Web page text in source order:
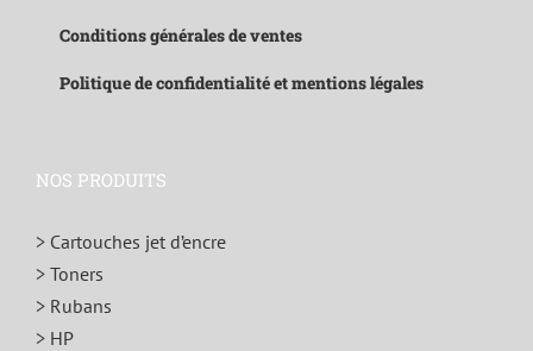
Conditions générales de ventes
Politique de confidentialité et mentions légales
NOS PRODUITS
> Cartouches jet d’encre
> Toners
> Rubans
> HP